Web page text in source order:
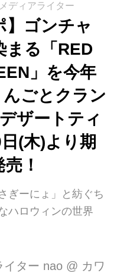
ディアライター
】ゴンチャ
まる「RED
」を今年
んごとクラン
ザートティ
(木)より期
！
ぎーにょ」と紡ぐち
ハロウィンの世界
イター nao @ カワ